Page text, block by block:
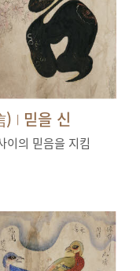
) | 믿을 신
이의 믿음을 지킴